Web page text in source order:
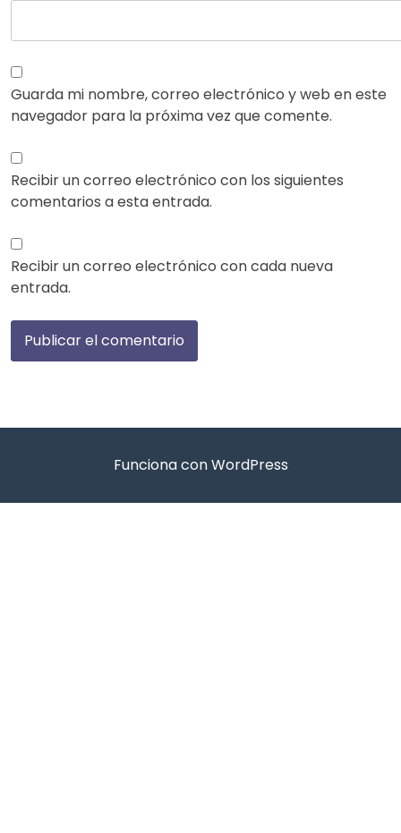
Guarda mi nombre, correo electrónico y web en este
navegador para la próxima vez que comente.
Recibir un correo electrónico con los siguientes
comentarios a esta entrada.
Recibir un correo electrónico con cada nueva
entrada.
Funciona con WordPress